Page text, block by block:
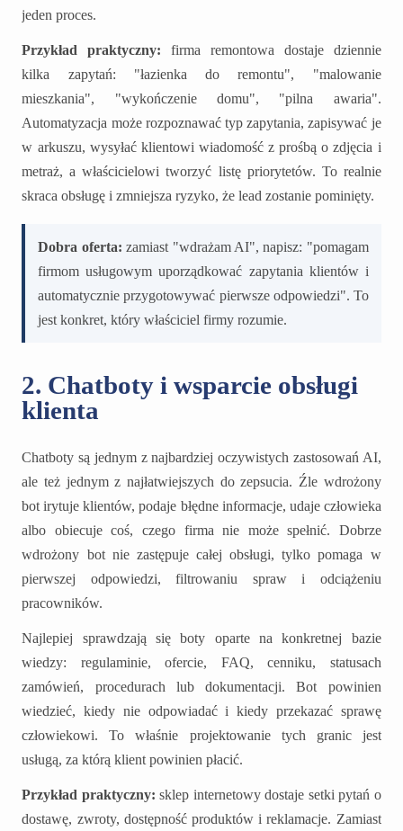
jeden proces.
Przykład praktyczny: firma remontowa dostaje dziennie
kilka zapytań: "łazienka do remontu", "malowanie
mieszkania", "wykończenie domu", "pilna awaria".
Automatyzacja może rozpoznawać typ zapytania, zapisywać je
w arkuszu, wysyłać klientowi wiadomość z prośbą o zdjęcia i
metraż, a właścicielowi tworzyć listę priorytetów. To realnie
skraca obsługę i zmniejsza ryzyko, że lead zostanie pominięty.
Dobra oferta: zamiast "wdrażam AI", napisz: "pomagam
firmom usługowym uporządkować zapytania klientów i
automatycznie przygotowywać pierwsze odpowiedzi". To
jest konkret, który właściciel firmy rozumie.
2. Chatboty i wsparcie obsługi
klienta
Chatboty są jednym z najbardziej oczywistych zastosowań AI,
ale też jednym z najłatwiejszych do zepsucia. Źle wdrożony
bot irytuje klientów, podaje błędne informacje, udaje człowieka
albo obiecuje coś, czego firma nie może spełnić. Dobrze
wdrożony bot nie zastępuje całej obsługi, tylko pomaga w
pierwszej odpowiedzi, filtrowaniu spraw i odciążeniu
pracowników.
Najlepiej sprawdzają się boty oparte na konkretnej bazie
wiedzy: regulaminie, ofercie, FAQ, cenniku, statusach
zamówień, procedurach lub dokumentacji. Bot powinien
wiedzieć, kiedy nie odpowiadać i kiedy przekazać sprawę
człowiekowi. To właśnie projektowanie tych granic jest
usługą, za którą klient powinien płacić.
Przykład praktyczny: sklep internetowy dostaje setki pytań o
dostawę, zwroty, dostępność produktów i reklamacje. Zamiast